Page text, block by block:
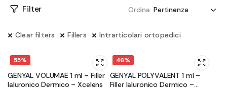
Filter Ordina
Clear filters Fillers Intrarticolari ortopedici
55%
GENYAL VOLUMAE 1 ml – Filler
Ialuronico Dermico – Xcelens
46%
GENYAL POLYVALENT 1 ml –
Filler Ialuronico Dermico –